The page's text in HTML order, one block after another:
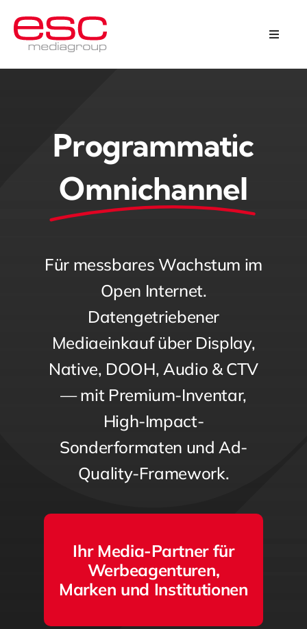
Toggle
Programmatic Omnichannel
Über unsProgrammatic
Omnichannel
Für messbares Wachstum im
Open Internet.
Datengetriebener
Mediaeinkauf über Display,
Native, DOOH, Audio & CTV
— mit Premium-Inventar,
High-Impact-
Sonderformaten und Ad-
Quality-Framework.
Ihr Media-Partner für
Werbeagenturen,
Marken und Institutionen